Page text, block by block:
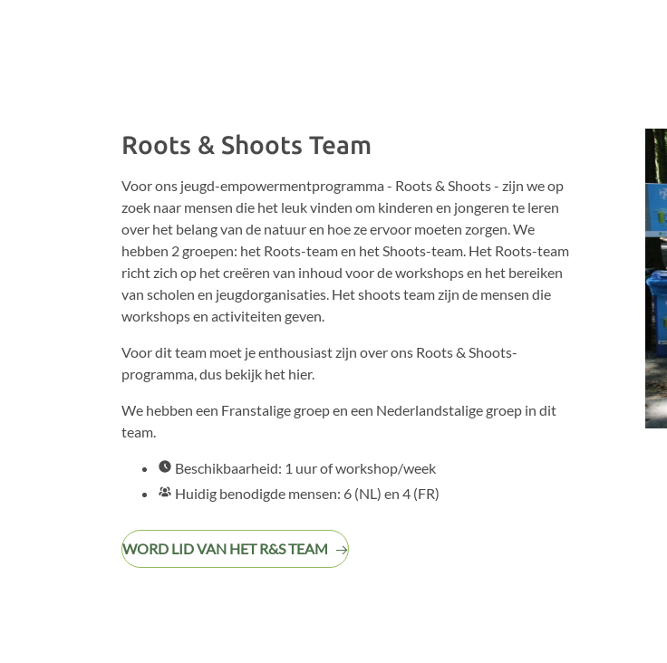
Roots & Shoots Team
Voor ons jeugd-empowermentprogramma - Roots & Shoots - zijn we op
zoek naar mensen die het leuk vinden om kinderen en jongeren te leren
over het belang van de natuur en hoe ze ervoor moeten zorgen. We
hebben 2 groepen: het Roots-team en het Shoots-team. Het Roots-team
richt zich op het creëren van inhoud voor de workshops en het bereiken
van scholen en jeugdorganisaties. Het shoots team zijn de mensen die
workshops en activiteiten geven.
Voor dit team moet je enthousiast zijn over ons Roots & Shoots-
programma, dus bekijk het hier.
We hebben een Franstalige groep en een Nederlandstalige groep in dit
team.
Beschikbaarheid: 1 uur of workshop/week
Huidig benodigde mensen: 6 (NL) en 4 (FR)
WORD LID VAN HET R&S TEAM